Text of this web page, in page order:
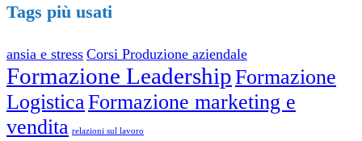
Tags più usati
ansia e stress Corsi Produzione aziendale
Formazione LeadershipFormazione
LogisticaFormazione marketing e
vendita relazioni sul lavoro